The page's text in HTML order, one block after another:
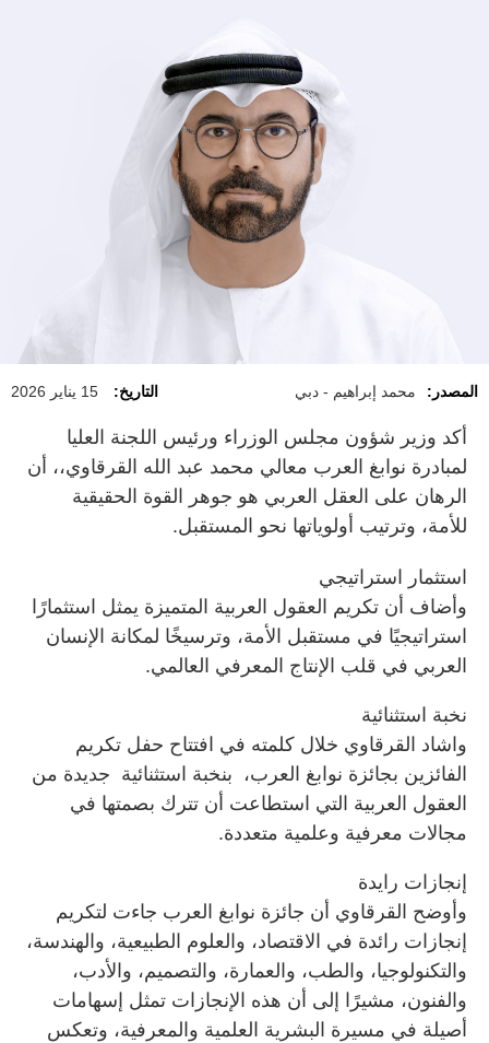
المصدر: محمد إبراهيم - دبي التاريخ: 15 يناير 2026
أكد وزير شؤون مجلس الوزراء ورئيس اللجنة العليا
لمبادرة نوابغ العرب معالي محمد عبد الله القرقاوي،، أن
الرهان على العقل العربي هو جوهر القوة الحقيقية
للأمة، وترتيب أولوياتها نحو المستقبل.
استثمار استراتيجي
وأضاف أن تكريم العقول العربية المتميزة يمثل استثمارًا
استراتيجيًا في مستقبل الأمة، وترسيخًا لمكانة الإنسان
العربي في قلب الإنتاج المعرفي العالمي.
نخبة استثنائية
واشاد القرقاوي خلال كلمته في افتتاح حفل تكريم
الفائزين بجائزة نوابغ العرب، بنخبة استثنائية جديدة من
العقول العربية التي استطاعت أن تترك بصمتها في
مجالات معرفية وعلمية متعددة.
إنجازات رايدة
وأوضح القرقاوي أن جائزة نوابغ العرب جاءت لتكريم
إنجازات رائدة في الاقتصاد، والعلوم الطبيعية، والهندسة،
والتكنولوجيا، والطب، والعمارة، والتصميم، والأدب،
والفنون، مشيرًا إلى أن هذه الإنجازات تمثل إسهامات
أصيلة في مسيرة البشرية العلمية والمعرفية، وتعكس